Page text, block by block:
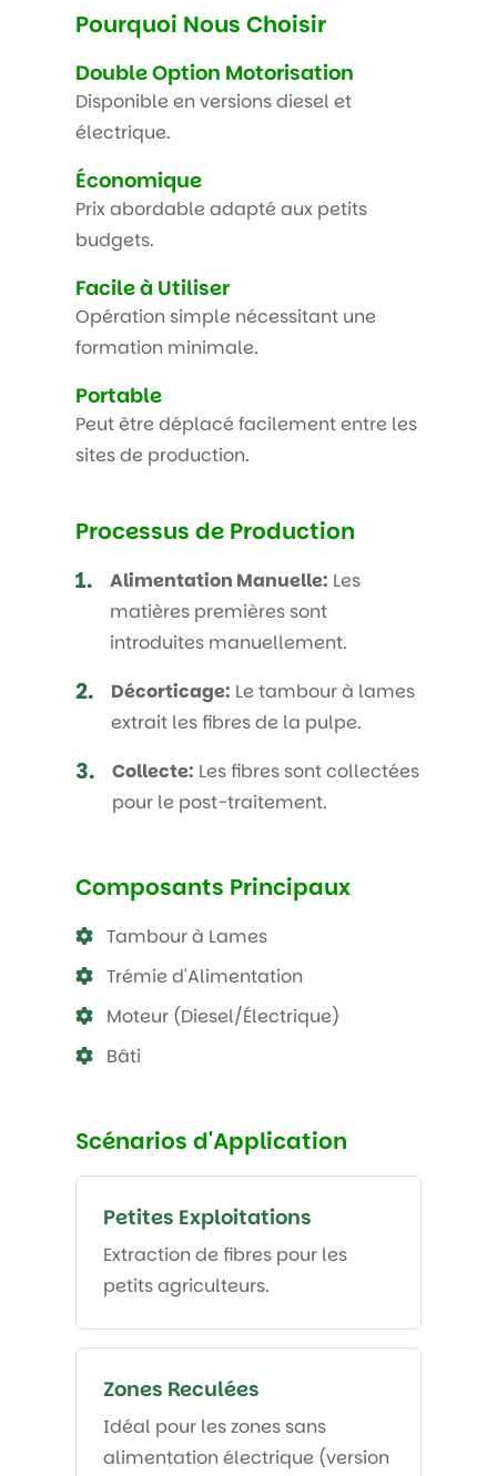
Pourquoi Nous Choisir
Double Option Motorisation
Disponible en versions diesel et
électrique.
Économique
Prix abordable adapté aux petits
budgets.
Facile à Utiliser
Opération simple nécessitant une
formation minimale.
Portable
Peut être déplacé facilement entre les
sites de production.
Processus de Production
1. Alimentation Manuelle: Les
matières premières sont
introduites manuellement.
2. Décorticage: Le tambour à lames
extrait les fibres de la pulpe.
3. Collecte: Les fibres sont collectées
pour le post-traitement.
Composants Principaux
Tambour à Lames
Trémie d'Alimentation
Moteur (Diesel/Électrique)
Bâti
Scénarios d'Application
Petites Exploitations
Extraction de fibres pour les
petits agriculteurs.
Zones Reculées
Idéal pour les zones sans
alimentation électrique (version